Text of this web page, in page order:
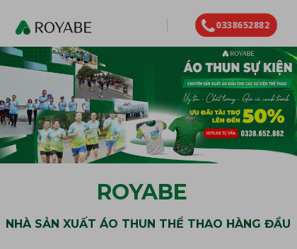
0338652882
ROYABE
NHÀ SẢN XUẤT ÁO THUN THỂ THAO HÀNG ĐẦU